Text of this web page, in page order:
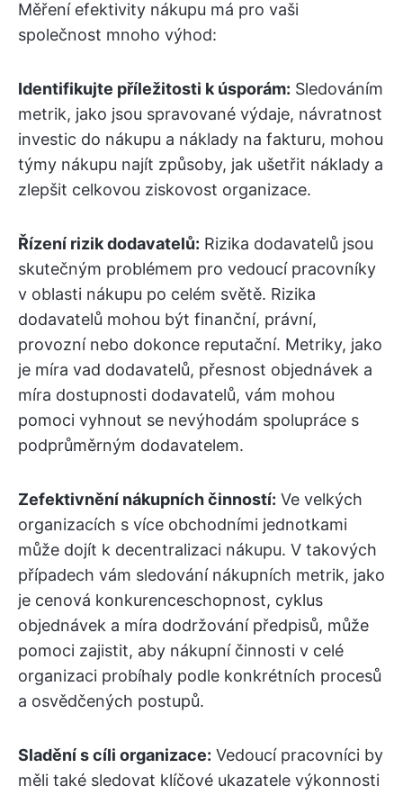
Měření efektivity nákupu má pro vaši
společnost mnoho výhod:
Identifikujte příležitosti k úsporám: Sledováním
metrik, jako jsou spravované výdaje, návratnost
investic do nákupu a náklady na fakturu, mohou
týmy nákupu najít způsoby, jak ušetřit náklady a
zlepšit celkovou ziskovost organizace.
Řízení rizik dodavatelů: Rizika dodavatelů jsou
skutečným problémem pro vedoucí pracovníky
v oblasti nákupu po celém světě. Rizika
dodavatelů mohou být finanční, právní,
provozní nebo dokonce reputační. Metriky, jako
je míra vad dodavatelů, přesnost objednávek a
míra dostupnosti dodavatelů, vám mohou
pomoci vyhnout se nevýhodám spolupráce s
podprůměrným dodavatelem.
Zefektivnění nákupních činností: Ve velkých
organizacích s více obchodními jednotkami
může dojít k decentralizaci nákupu. V takových
případech vám sledování nákupních metrik, jako
je cenová konkurenceschopnost, cyklus
objednávek a míra dodržování předpisů, může
pomoci zajistit, aby nákupní činnosti v celé
organizaci probíhaly podle konkrétních procesů
a osvědčených postupů.
Sladění s cíli organizace: Vedoucí pracovníci by
měli také sledovat klíčové ukazatele výkonnosti